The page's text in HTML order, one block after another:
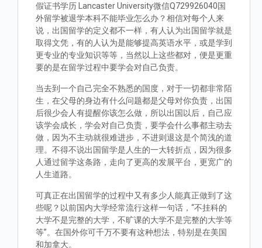
假证书学历 Lancaster University微信Q729926040国
外留学被退学本科不能毕业怎么办？相信对每个人来
说，出国留学的定义都不一样，有人认为出国留学就是
取得文凭，有的人认为是能够提高英语水平，或是学到
更专业的专业知识等等，当然以上这些都对，便是更重
要的是在留学过程中要学会对自己负责。
当去到一个自己完全不熟悉的国度，对于一切都非常陌
生，在父母的身边有什么问题都是父母对你负责，出国
后很少会人有提醒你该怎么做，所以出国以后，自己应
该学会成长，学会对自己负责，要学会什么事都主动去
做，因为不主动就很难进步，不进则退这是个简浅的道
理。不得不说出国留学是人生的一大转折点，因为很多
人通过留学这条路，走向了更高的发展平台，更宽广的
人生道路。
可真正在出国留学的过程中又有多少人能真正做到了这
些呢？以前国内大学经常流行这样一句话，“不挂科的
大学不是完整的大学，不旷课的大学不是完整的大学等
等”。在国外你可千万不要有这种想法，特别是在美国
和加拿大。